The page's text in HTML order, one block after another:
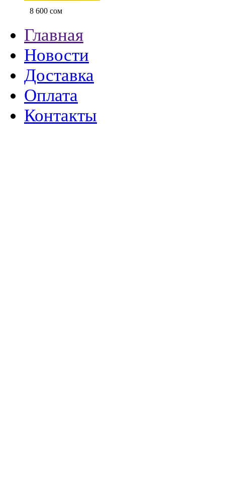
8 600 сом
Главная
Новости
Доставка
Оплата
Контакты